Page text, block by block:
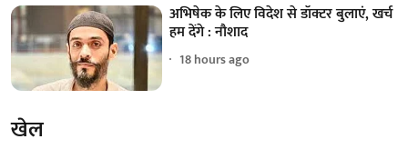
अभिषेक के लिए विदेश से डॉक्टर बुलाएं, खर्च
हम देंगे : नौशाद
18 hours ago
खेल